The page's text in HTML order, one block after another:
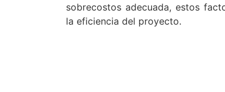
sobrecostos adecuada, estos
la eficiencia del proyecto.